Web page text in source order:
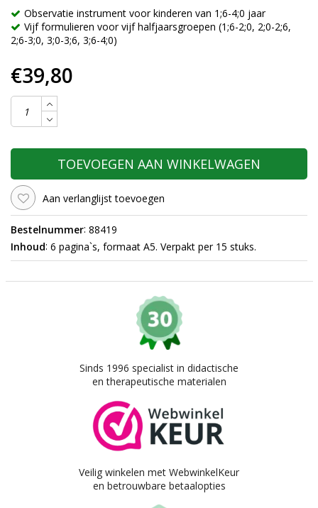
Observatie instrument voor kinderen van 1;6-4;0 jaar
Vijf formulieren voor vijf halfjaarsgroepen (1;6-2;0, 2;0-2;6,
2;6-3;0, 3;0-3;6, 3;6-4;0)
€39,80
TOEVOEGEN AAN WINKELWAGEN
Aan verlanglijst toevoegen
Bestelnummer: 88419
Inhoud: 6 pagina`s, formaat A5. Verpakt per 15 stuks.
Sinds 1996 specialist in didactische
en therapeutische materialen
Veilig winkelen met WebwinkelKeur
en betrouwbare betaalopties